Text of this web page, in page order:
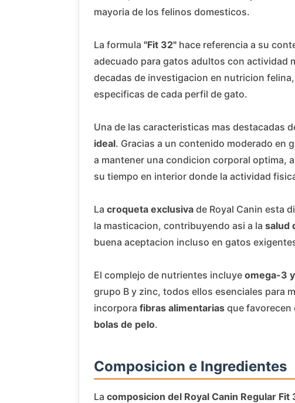
mayoria de los felinos domesticos.
La formula"Fit 32" hace referencia a su
adecuado para gatos adultos con actividad
decadas de investigacion en nutricion
especificas de cada perfil de gato.
Una de las caracteristicas mas destacadas
ideal. Gracias a un contenido moderado en
a mantener una condicion corporal optima,
su tiempo en interior donde la actividad
Lacroqueta exclusiva de Royal Canin esta
la masticacion, contribuyendo asi a lasalud
buena aceptacion incluso en gatos
El complejo de nutrientes incluyeomega-3
grupo B y zinc, todos ellos esenciales para
incorporafibras alimentarias que favorecen
bolas de pelo.
Composicion e Ingredientes
Lacomposicion del Royal Canin Regular Fit